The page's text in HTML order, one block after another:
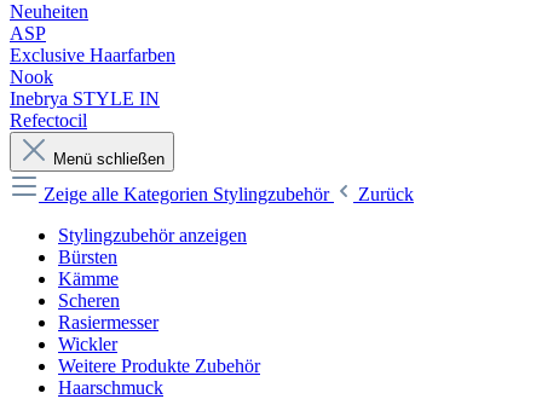
Neuheiten
ASP
Exclusive Haarfarben
Nook
Inebrya STYLE IN
Refectocil
Menü schließen
Zeige alle Kategorien Stylingzubehör
Zurück
Stylingzubehör anzeigen
Bürsten
Kämme
Scheren
Rasiermesser
Wickler
Weitere Produkte Zubehör
Haarschmuck